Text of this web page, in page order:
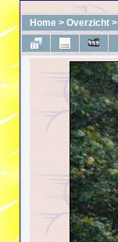
Home> Overzicht>